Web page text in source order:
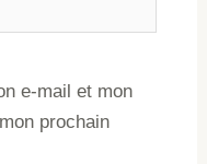
e-mail et mon
prochain